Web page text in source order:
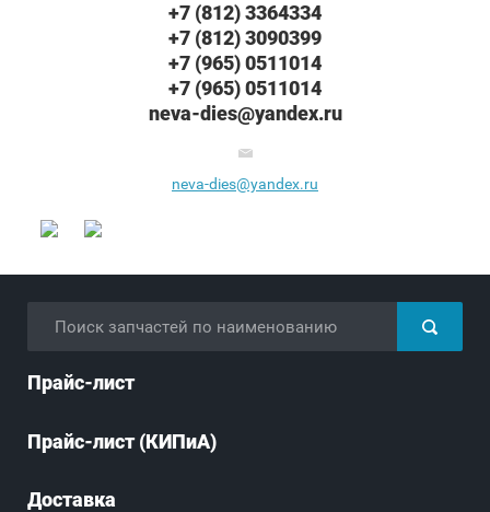
+7 (812) 3364334
+7 (812) 3090399
+7 (965) 0511014
+7 (965) 0511014
neva-dies@yandex.ru
neva-dies@yandex.ru
Прайс-лист
Прайс-лист (КИПиА)
Доставка